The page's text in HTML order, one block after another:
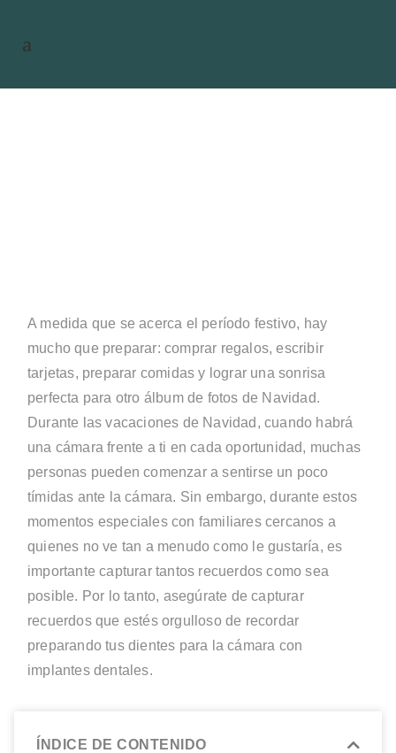
ÍNDICE DE CONTENIDO
A medida que se acerca el período festivo, hay
mucho que preparar: comprar regalos, escribir
tarjetas, preparar comidas y lograr una sonrisa
perfecta para otro álbum de fotos de Navidad.
Durante las vacaciones de Navidad, cuando habrá
una cámara frente a ti en cada oportunidad, muchas
personas pueden comenzar a sentirse un poco
tímidas ante la cámara. Sin embargo, durante estos
momentos especiales con familiares cercanos a
quienes no ve tan a menudo como le gustaría, es
importante capturar tantos recuerdos como sea
posible. Por lo tanto, asegúrate de capturar
recuerdos que estés orgulloso de recordar
preparando tus dientes para la cámara con
implantes dentales.